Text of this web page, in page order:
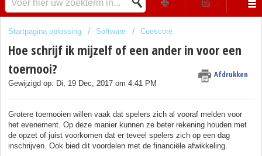
Startpagina oplossing Software Cuescore
Hoe schrijf ik mijzelf of een ander in voor een
toernooi?
Afdrukken
Gewijzigd op: Di, 19 Dec, 2017 om 4:41 PM
Grotere toernooien willen vaak dat spelers zich al vooraf melden voor
het evenement. Op deze manier kunnen ze beter rekening houden met
de opzet of juist voorkomen dat er teveel spelers zich op een dag
inschrijven. Ook bied dit voordelen met de financiële afwikkeling.